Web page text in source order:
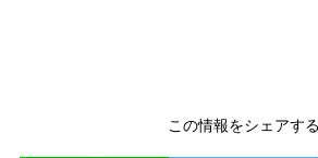
この情報をシェアする